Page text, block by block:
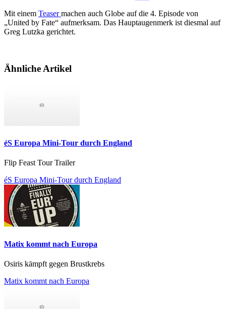
Mit einem Teasermachen auch Globe auf die 4. Episode von
„United by Fate“ aufmerksam. Das Hauptaugenmerk ist diesmal auf
Greg Lutzka gerichtet.
Ähnliche Artikel
éS Europa Mini-Tour durch England
Flip Feast Tour Trailer
éS Europa Mini-Tour durch England
Matix kommt nach Europa
Osiris kämpft gegen Brustkrebs
Matix kommt nach Europa